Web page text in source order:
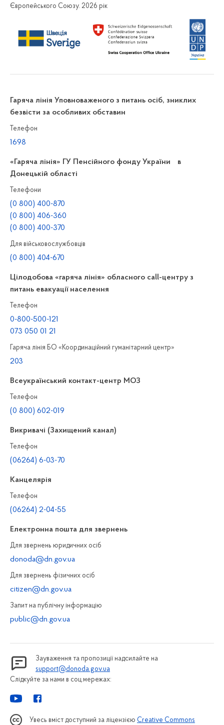
Європейського Союзу. 2026 рік
Гаряча лінія Уповноваженого з питань осіб, зниклих
безвісти за особливих обставин
Телефон
1698
«Гаряча лінія» ГУ Пенсійного фонду України в
Донецькій області
Телефони
(0 800) 400-870
(0 800) 406-360
(0 800) 400-370
Для військовослужбовців
(0 800) 404-670
Цілодобова «гаряча лінія» обласного call-центру з
питань евакуації населення
Телефон
0-800-500-121
073 050 01 21
Гаряча лінія БО «Координаційний гуманітарний центр»
203
Всеукраїнський контакт-центр МОЗ
Телефон
(0 800) 602-019
Викривачі (Захищений канал)
Телефон
(06264) 6-03-70
Канцелярiя
Телефон
(06264) 2-04-55
Електронна пошта для звернень
Для звернень юридичних осiб
donoda@dn.gov.ua
Для звернень фізичних осiб
citizen@dn.gov.ua
Запит на публiчну інформацiю
public@dn.gov.ua
Зауваження та пропозиції надсилайте на
support@donoda.gov.ua
Слідкуйте за нами в соц.мережах:
Увесь вміст доступний за ліцензією Creative Commons